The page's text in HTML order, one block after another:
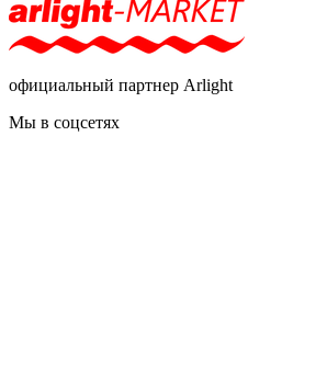
официальный партнер Arlight
Мы в соцсетях